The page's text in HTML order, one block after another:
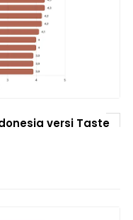
versi Taste